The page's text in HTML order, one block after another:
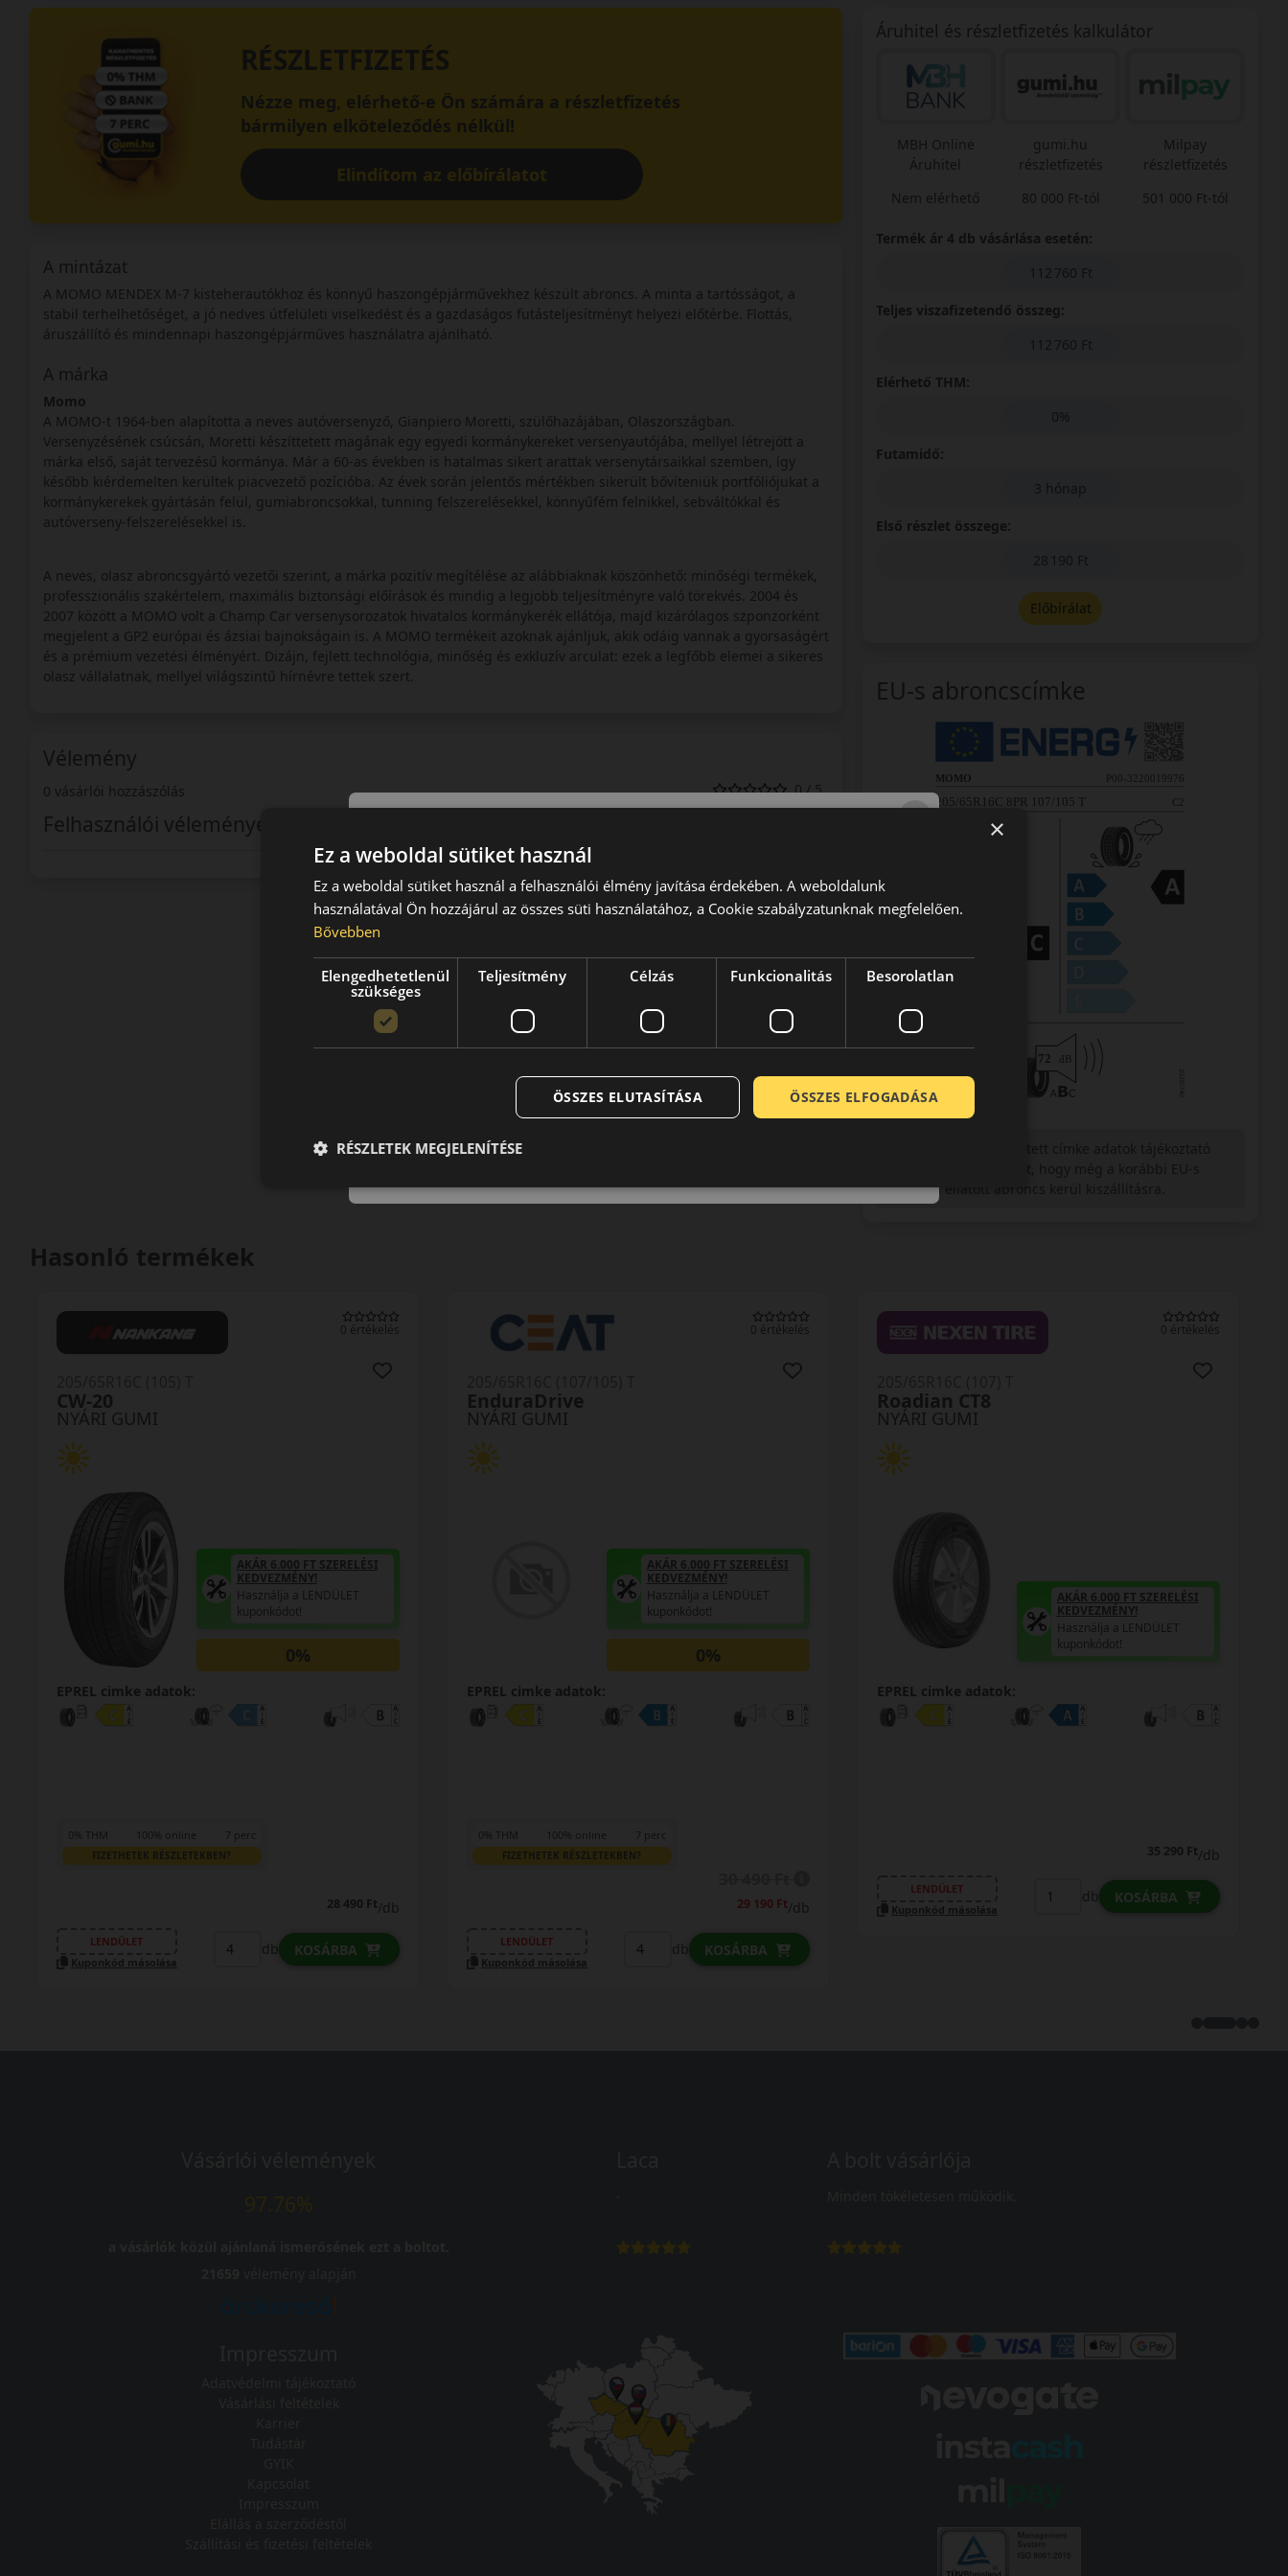
RÉSZLETFIZETÉS
Nézze meg, elérhető-e Ön számára a részletfizetés
bármilyen elköteleződés nélkül!
Elindítom az előbírálatot
A mintázat
A MOMO MENDEX M-7 kisteherautókhoz és könnyű haszongépjárművekhez készült abroncs. A minta a tartósságot, a
stabil terhelhetőséget, a jó nedves útfelületi viselkedést és a gazdaságos futásteljesítményt helyezi előtérbe. Flottás,
áruszállító és mindennapi haszongépjárműves használatra ajánlható.
A márka
Momo
A MOMO-t 1964-ben alapította a neves autóversenyző, Gianpiero Moretti, szülőhazájában, Olaszországban.
Versenyzésének csúcsán, Moretti készíttetett magának egy egyedi kormánykereket versenyautójába, mellyel létrejött a
márka első, saját tervezésű kormánya. Már a 60-as években is hatalmas sikert arattak versenytársaikkal szemben, így
később kiérdemelten kerültek piacvezető pozícióba. Az évek során jelentős mértékben sikerült bővíteniük portfóliójukat a
kormánykerekek gyártásán felül, gumiabroncsokkal, tunning felszerelésekkel, könnyűfém felnikkel, sebváltókkal és
autóverseny-felszerelésekkel is.
A neves, olasz abroncsgyártó vezetői szerint, a márka pozitív megítélése az alábbiaknak köszönhető: minőségi termékek,
professzionális szakértelem, maximális biztonsági előírások és mindig a legjobb teljesítményre való törekvés. 2004 és
2007 között a MOMO volt a Champ Car versenysorozatok hivatalos kormánykerék ellátója, majd kizárólagos szponzorként
megjelent a GP2 európai és ázsiai bajnokságain is. A MOMO termékeit azoknak ajánljuk, akik odáig vannak a gyorsaságért
és a prémium vezetési élményért. Dizájn, fejlett technológia, minőség és exkluzív arculat: ezek a legfőbb elemei a sikeres
olasz vállalatnak, mellyel világszintű hírnévre tettek szert.
Vélemény
0 vásárlói hozzászólás 0 / 5
Felhasználói vélemények
Áruhitel és részletfizetés kalkulátor
MBH Online
Áruhitel
Nem elérhető
gumi.hu
részletfizetés
80 000 Ft-tól
Milpay
részletfizetés
501 000 Ft-tól
Termék ár 4 db vásárlása esetén:
112 760 Ft
Teljes viszafizetendő összeg:
112 760 Ft
Elérhető THM:
0%
Futamidő:
3 hónap
Első részlet összege:
28 190 Ft
Előbírálat
EU-s abroncscímke
címkével ellátott abroncs kerül kiszállításra.
Hasonló termékek
0 értékelés
NYÁRI GUMI
CW-20
AKÁR 6.000 FT SZERELÉSI
KEDVEZMÉNY!
Használja a LENDÜLET
kuponkódot!
0%
EPREL cimke adatok:
0% THM 100% online 7 perc
FIZETHETEK RÉSZLETEKBEN?
28 490 Ft/db
LENDÜLET
Kuponkód másolása
db KOSÁRBA
0 értékelés
NYÁRI GUMI
EnduraDrive
AKÁR 6.000 FT SZERELÉSI
KEDVEZMÉNY!
Használja a LENDÜLET
kuponkódot!
0%
EPREL cimke adatok:
0% THM 100% online 7 perc
FIZETHETEK RÉSZLETEKBEN?
29 190 Ft/db
LENDÜLET
Kuponkód másolása
db KOSÁRBA
0 értékelés
NYÁRI GUMI
Roadian CT8
AKÁR 6.000 FT SZERELÉSI
KEDVEZMÉNY!
Használja a LENDÜLET
kuponkódot!
EPREL cimke adatok:
35 290 Ft/db
LENDÜLET
Kuponkód másolása
db KOSÁRBA
×
Ez a weboldal sütiket használ
Ez a weboldal sütiket használ a felhasználói élmény javítása érdekében. A weboldalunk
használatával Ön hozzájárul az összes süti használatához, a Cookie szabályzatunknak megfelelően.
Bővebben
Elengedhetetlenül
szükséges
Teljesítmény Célzás Funkcionalitás Besorolatlan
ÖSSZES ELFOGADÁSA
ÖSSZES ELUTASÍTÁSA
RÉSZLETEK MEGJELENÍTÉSE